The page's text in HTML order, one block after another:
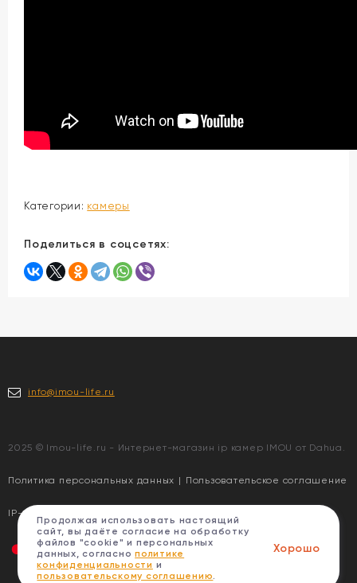
Категории: камеры
Поделиться в соцсетях:
info@imou-life.ru
2025 © Imou-life.ru - Интернет-магазин ip камер IMOU от Dahua.
Политика персональных данных | Пользовательское соглашение
IP-видеокамеры IMOU | Imou Cue2 (IPC-C22EP-A-imou)
Продолжая использовать настоящий
сайт, вы даёте согласие на обработку
файлов "cookie" и персональных
данных, согласнополитике
конфиденциальности и
пользовательскому соглашению.
Хорошо